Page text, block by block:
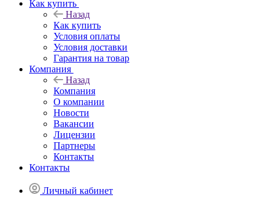
Как купить
Назад
Как купить
Условия оплаты
Условия доставки
Гарантия на товар
Компания
Назад
Компания
О компании
Новости
Вакансии
Лицензии
Партнеры
Контакты
Контакты
Личный кабинет